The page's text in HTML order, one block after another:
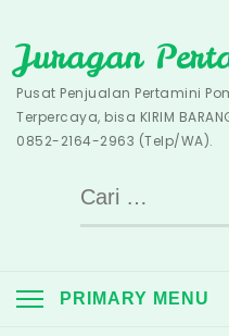
to
content
Juragan
Pusat Penjualan Pertamini
Terpercaya, bisa KIRIM
0852-2164-2963 (Telp/WA).
Cari
untuk:
PRIMARY MENU